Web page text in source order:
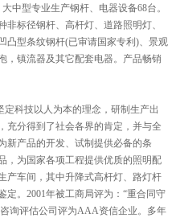
中型专业生产钢杆、电器设备68台。
标径钢杆、高杆灯、道路照明灯、
凸型条纹钢杆(已审请国家专利)、景观
，镇流器及其它配套电器。产品畅销
科技以人为本的理念，研制生产出
充分得到了社会各界的肯定，并与全
新产品的开发、试制提供必备的条
，为国家各项工程提供优质的照明配
产车间，其中升降式高杆灯、路灯杆
定。2001年被工商局评为：“重合同守
询评估公司评为AAA资信企业。多年